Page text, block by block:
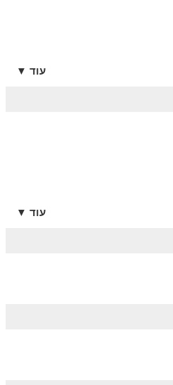
עוד ▼
עוד ▼